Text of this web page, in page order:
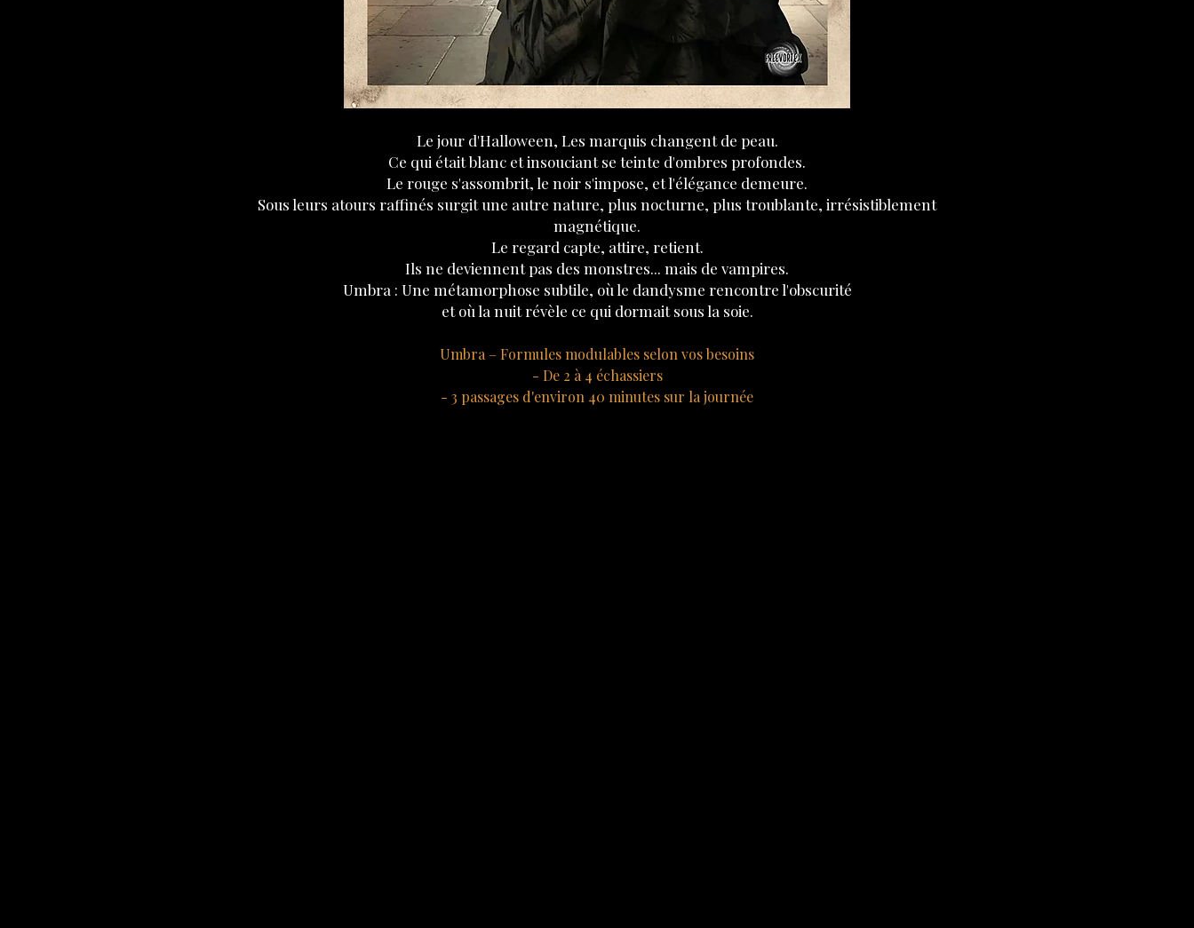
Le jour d'Halloween, Les marquis changent de peau.
Ce qui était blanc et insouciant se teinte d'ombres profondes.
Le rouge s'assombrit, le noir s'impose, et l'élégance demeure.
Sous leurs atours raffinés surgit une autre nature, plus nocturne, plus troublante, irrésistiblement
magnétique.
Le regard capte, attire, retient.
Ils ne deviennent pas des monstres... mais de vampires.
Umbra : Une métamorphose subtile, où le dandysme rencontre l'obscurité
et où la nuit révèle ce qui dormait sous la soie.
Umbra – Formules modulables selon vos besoins
- De 2 à 4 échassiers
- 3 passages d'environ 40 minutes sur la journée